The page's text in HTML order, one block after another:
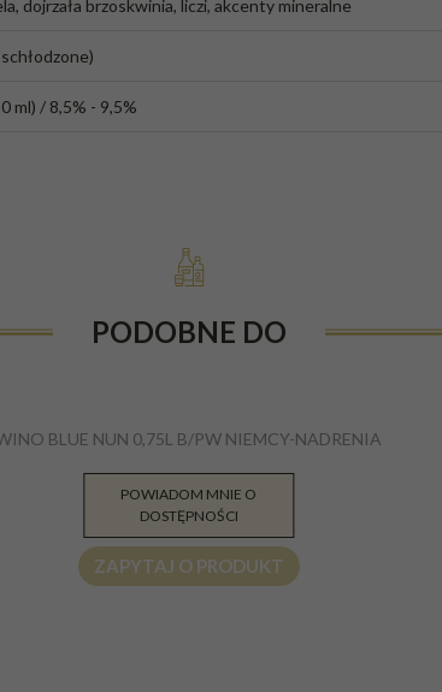
dojrzała brzoskwinia, liczi, akcenty mineralne
ml) / 8,5% - 9,5%
PODOBNE DO
BLUE NUN 0,75L B/PW NIEMCY-NADRENIA
34.00 PLN
ZAPYTAJ O PRODUKT
POWIADOM MNIE O
DOSTĘPNOŚCI